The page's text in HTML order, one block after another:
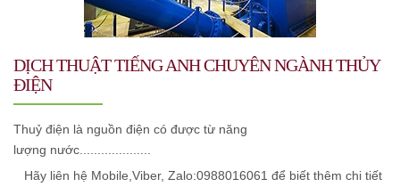
DỊCH THUẬT TIẾNG ANH CHUYÊN NGÀNH THỦY
ĐIỆN
Thuỷ điện là nguồn điện có được từ năng
lượng nước....................
Hãy liên hệ Mobile,Viber, Zalo:0988016061 để biết thêm chi tiết